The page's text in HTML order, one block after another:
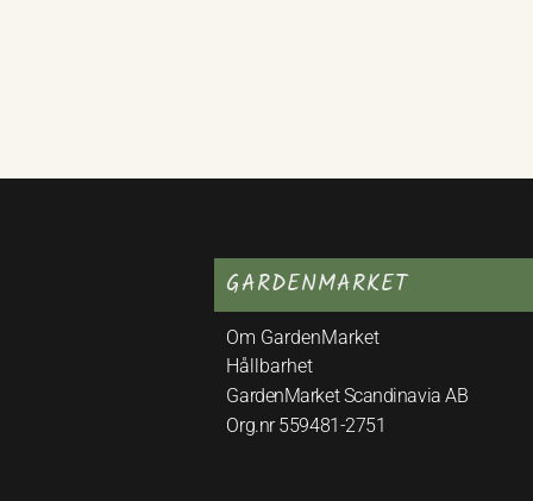
GARDENMARKET
Om GardenMarket
Hållbarhet
GardenMarket Scandinavia AB
Org.nr 559481-2751